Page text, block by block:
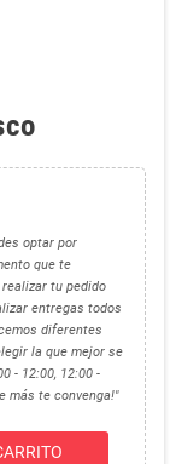
optar por
que te
tu pedido
entregas todos
diferentes
la que mejor se
- 12:00, 12:00 -
más te convenga!"